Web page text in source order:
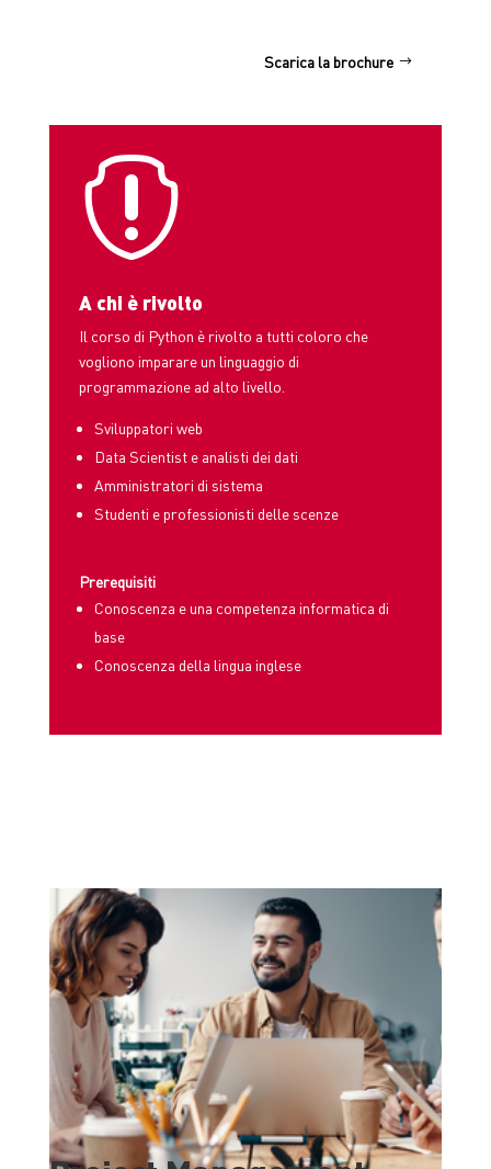
Scarica la brochure

A chi è rivolto
Il corso di Python è rivolto a tutti coloro che
vogliono imparare un linguaggio di
programmazione ad alto livello.
Sviluppatori web
Data Scientist e analisti dei dati
Amministratori di sistema
Studenti e professionisti delle scenze
Prerequisiti
Conoscenza e una competenza informatica di
base
Conoscenza della lingua inglese